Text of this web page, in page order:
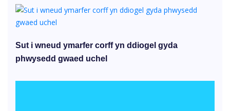
Sut i wneud ymarfer corff yn ddiogel gyda
phwysedd gwaed uchel